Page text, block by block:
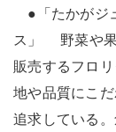
●「たかがジ
ス」 野菜や果
販売するフロ
地や品質にこ
追求している